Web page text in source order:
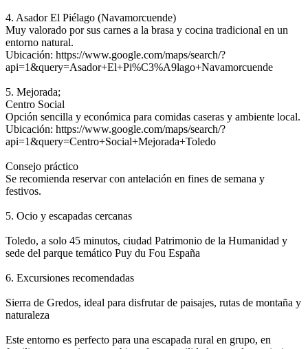
4. Asador El Piélago (Navamorcuende)
Muy valorado por sus carnes a la brasa y cocina tradicional en un
entorno natural.
Ubicación: https://www.google.com/maps/search/?
api=1&query=Asador+El+Pi%C3%A9lago+Navamorcuende
5. Mejorada;
Centro Social
Opción sencilla y económica para comidas caseras y ambiente local.
Ubicación: https://www.google.com/maps/search/?
api=1&query=Centro+Social+Mejorada+Toledo
Consejo práctico
Se recomienda reservar con antelación en fines de semana y
festivos.
5. Ocio y escapadas cercanas
Toledo, a solo 45 minutos, ciudad Patrimonio de la Humanidad y
sede del parque temático Puy du Fou España
6. Excursiones recomendadas
Sierra de Gredos, ideal para disfrutar de paisajes, rutas de montaña y
naturaleza
Este entorno es perfecto para una escapada rural en grupo, en